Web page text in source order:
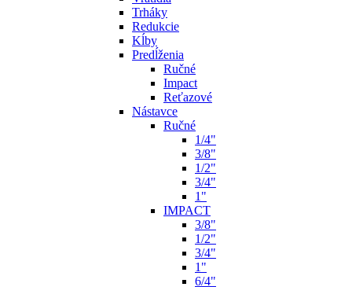
Trháky
Redukcie
Kĺby
Predĺženia
Ručné
Impact
Reťazové
Nástavce
Ručné
1/4"
3/8"
1/2"
3/4"
1"
IMPACT
3/8"
1/2"
3/4"
1"
6/4"